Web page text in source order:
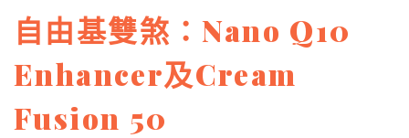
自由基雙煞：Nano Q10
Enhancer及Cream
Fusion 50